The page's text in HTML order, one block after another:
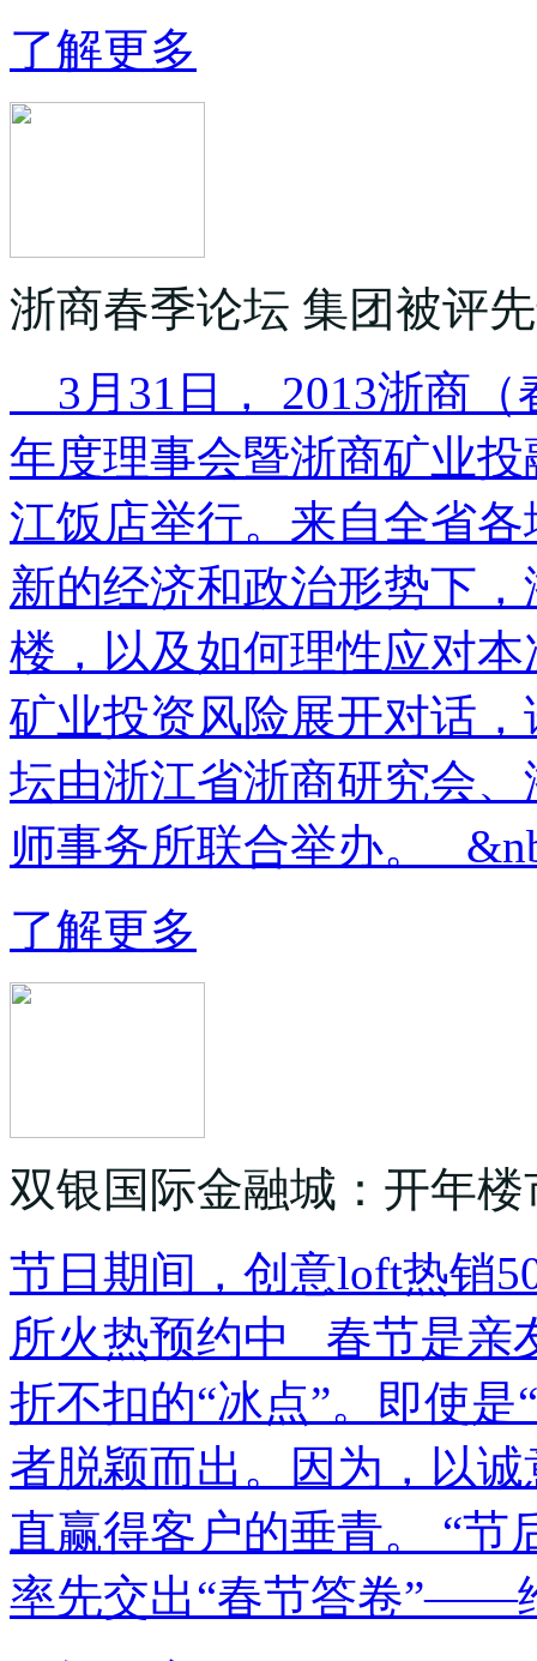
了解更多
浙商春季论坛 集团被评
3月31日， 2013浙商（
年度理事会暨浙商矿业
江饭店举行。来自全省
新的经济和政治形势下
楼，以及如何理性应对
矿业投资风险展开对话
坛由浙江省浙商研究会
师事务所联合举办。
了解更多
双银国际金融城：开年
节日期间，创意loft热销
所火热预约中 春节是亲
折不扣的“冰点”。即使
者脱颖而出。因为，以
直赢得客户的垂青。 “节
率先交出“春节答卷”——